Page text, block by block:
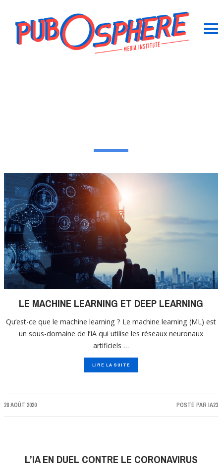
LE MACHINE LEARNING ET DEEP LEARNING
Qu’est-ce que le machine learning ? Le machine learning (ML) est
un sous-domaine de l’IA qui utilise les réseaux neuronaux
artificiels …
LIRE LA SUITE
28 AOÛT 2020 POSTÉ PAR IA23
L’IA EN DUEL CONTRE LE CORONAVIRUS